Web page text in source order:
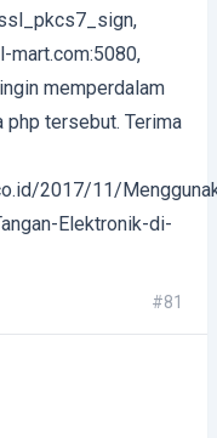
mart.com:5080,
memperdalam
php tersebut. Terima
2017/11/
Elektronik-di-
#81